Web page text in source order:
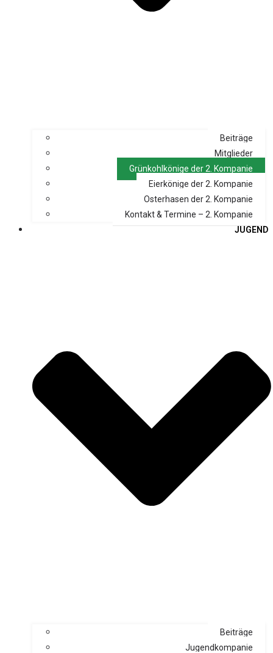
Beiträge
Mitglieder
Grünkohlkönige der 2. Kompanie
Eierkönige der 2. Kompanie
Osterhasen der 2. Kompanie
Kontakt & Termine – 2. Kompanie
JUGEND
Beiträge
Jugendkompanie